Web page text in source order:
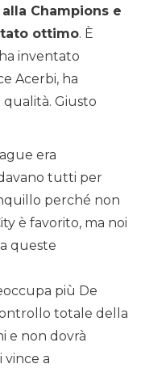
Champions e
ottimo. È
inventato
Acerbi, ha
Giusto
era
tutti per
perché non
è favorito, ma noi
queste
più De
totale della
e non dovrà
vince a